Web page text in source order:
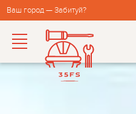
Ваш город — Забитуй?